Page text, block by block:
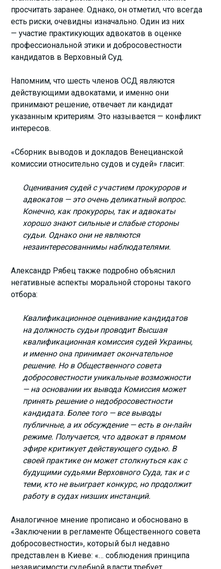
просчитать заранее. Однако, он отметил, что всегда
есть риски, очевидны изначально. Один из них
— участие практикующих адвокатов в оценке
профессиональной этики и добросовестности
кандидатов в Верховный Суд.
Напомним, что шесть членов ОСД являются
действующими адвокатами, и именно они
принимают решение, отвечает ли кандидат
указанным критериям. Это называется — конфликт
интересов.
«Сборник выводов и докладов Венецианской
комиссии относительно судов и судей» гласит:
Оценивания судей с участием прокуроров и
адвокатов — это очень деликатный вопрос.
Конечно, как прокуроры, так и адвокаты
хорошо знают сильные и слабые стороны
судьи. Однако они не являются
незаинтересованнимы наблюдателями.
Александр Рябец также подробно объяснил
негативные аспекты моральной стороны такого
отбора:
Квалификационное оцениваниекандидатов
на должность судьи проводит Высшая
квалификационная комиссия судей Украины,
и именно она принимает окончательное
решение. Но в Общественного совета
добросовестности уникальные возможности
— на основании их вывода Комиссия может
принять решение о недобросовестности
кандидата. Более того — все выводы
публичные, а их обсуждение — есть в он-лайн
режиме. Получается, что адвокат в прямом
эфире критикует действующего судью. В
своей практике он может столкнуться как с
будущими судьями Верховного Суда, так и с
теми, кто не выиграет конкурс, но продолжит
работу в судах низших инстанций.
Аналогичное мнение прописано и обосновано в
«Заключении в регламенте Общественного совета
добросовестности», который был недавно
представлен в Киеве: «… соблюдения принципа
независимости судебной власти требует